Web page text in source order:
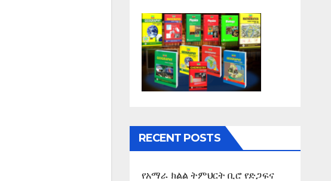
RECENT POSTS
የአማራ ክልል ትምህርት ቢሮ የድጋፍና